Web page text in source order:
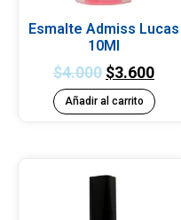
Esmalte Admiss Lucas
10Ml
$4.000 $3.600
Añadir al carrito